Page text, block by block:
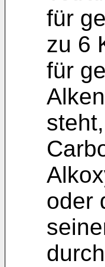
für
zu 6
für
oder